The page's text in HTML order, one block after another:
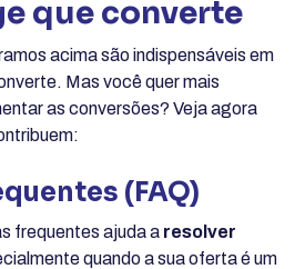
que converte
acima são indispensáveis em
Mas você quer mais
as conversões? Veja agora
(FAQ)
frequentes ajuda a resolver
quando a sua oferta é um